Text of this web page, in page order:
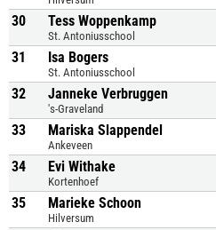
30 Tess Woppenkamp
St. Antoniusschool
31 Isa Bogers
St. Antoniusschool
32 Janneke Verbruggen
's-Graveland
33 Mariska Slappendel
Ankeveen
34 Evi Withake
Kortenhoef
35 Marieke Schoon
Hilversum